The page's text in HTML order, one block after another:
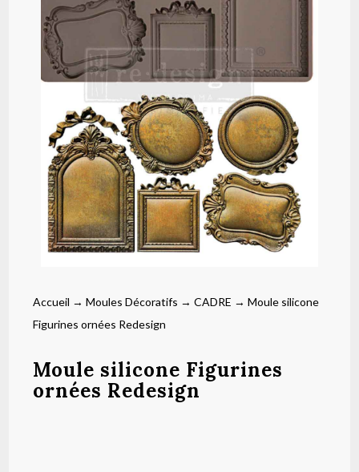
Accueil →Moules Décoratifs →CADRE → Moule silicone
Figurines ornées Redesign
Moule silicone Figurines
ornées Redesign